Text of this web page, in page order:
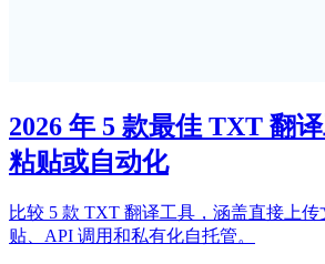
2026 年 5 款最佳 TXT 翻译
粘贴或自动化
比较 5 款 TXT 翻译工具，涵盖直接上
贴、API 调用和私有化自托管。